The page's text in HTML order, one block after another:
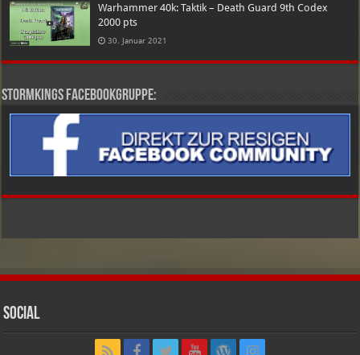
Warhammer 40k: Taktik – Death Guard 9th Codex
2000 pts
30. Januar 2021
Stormkings Facebookgruppe:
Social